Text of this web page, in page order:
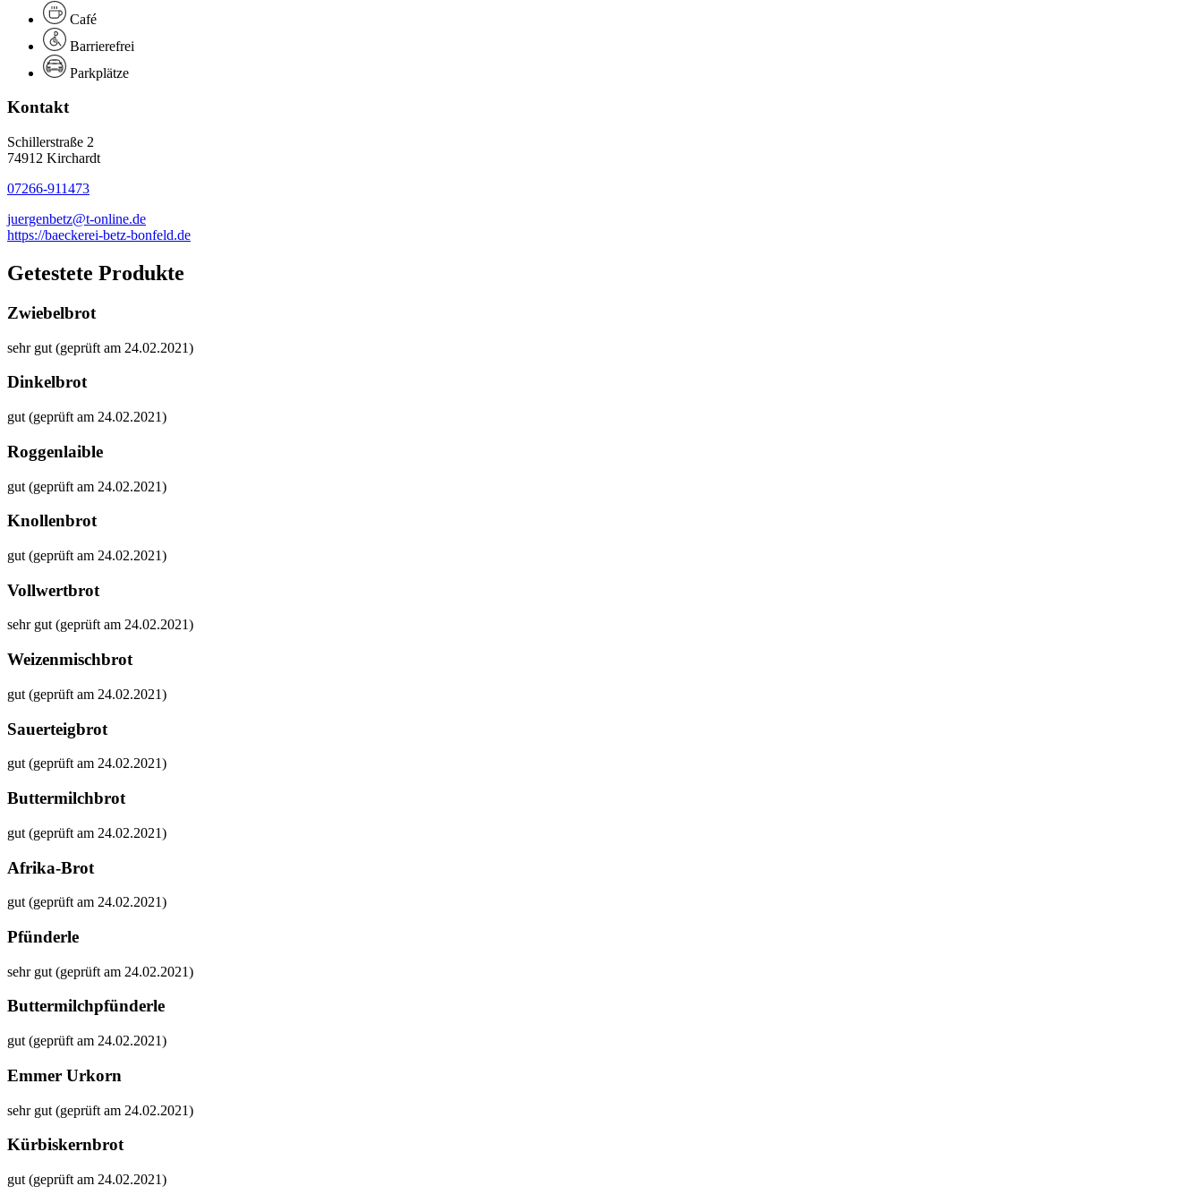
Café
Barrierefrei
Parkplätze
Kontakt
Schillerstraße 2
74912 Kirchardt
07266-911473
juergenbetz@t-online.de
https://baeckerei-betz-bonfeld.de
Getestete Produkte
Zwiebelbrot
sehr gut (geprüft am 24.02.2021)
Dinkelbrot
gut (geprüft am 24.02.2021)
Roggenlaible
gut (geprüft am 24.02.2021)
Knollenbrot
gut (geprüft am 24.02.2021)
Vollwertbrot
sehr gut (geprüft am 24.02.2021)
Weizenmischbrot
gut (geprüft am 24.02.2021)
Sauerteigbrot
gut (geprüft am 24.02.2021)
Buttermilchbrot
gut (geprüft am 24.02.2021)
Afrika-Brot
gut (geprüft am 24.02.2021)
Pfünderle
sehr gut (geprüft am 24.02.2021)
Buttermilchpfünderle
gut (geprüft am 24.02.2021)
Emmer Urkorn
sehr gut (geprüft am 24.02.2021)
Kürbiskernbrot
gut (geprüft am 24.02.2021)